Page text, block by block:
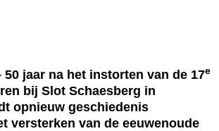
50 jaar na het instorten van de 17e
bij Slot Schaesberg in
opnieuw geschiedenis
versterken van de eeuwenoude